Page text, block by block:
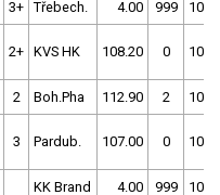
3+ Třebech. 4.00 999
2+ KVS HK 108.20 0
2 Boh.Pha 112.90 2
3 Pardub. 107.00 0
KK Brand 4.00 999